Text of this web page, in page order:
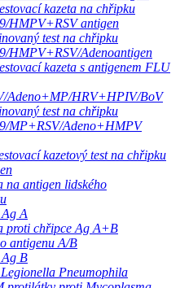
kazeta na chřipku
HMPV+RSV antigen
test na chřipku
HMPV+RSV/Adenoantigen
kazeta s antigenem FLU
Adeno+MP/HRV+HPIV/BoV
test na chřipku
MP+RSV/Adeno+HMPV
kazetový test na chřipku
na antigen lidského
A
proti chřipce Ag A+B
antigenu A/B
B
Pneumophila